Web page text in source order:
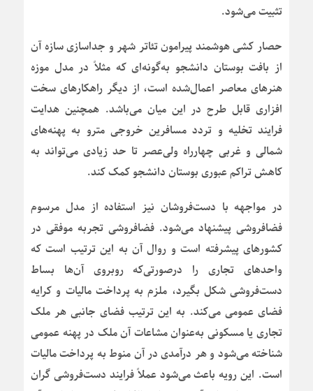
تثبیت می‌شود.
حصار کشی هوشمند پیرامون تئاتر شهر و جداسازی سازه آن
از بافت بوستان دانشجو به‌گونه‌ای که مثلاً در مدل موزه
هنرهای معاصر اعمال‌شده است، از دیگر راهکارهای سخت
افزاری قابل طرح در این میان می‌باشد. همچنین هدایت
فرایند تخلیه و تردد مسافرین خروجی مترو به پهنه‌های
شمالی و غربی چهارراه ولی‌عصر تا حد زیادی می‌تواند به
کاهش تراکم عبوری بوستان دانشجو کمک کند.
در مواجهه با دست‌فروشان نیز استفاده از مدل مرسوم
فضافروشی پیشنهاد می‌شود. فضافروشی تجربه موفقی در
کشورهای پیشرفته است و روال آن به این ترتیب است که
واحدهای تجاری را درصورتی‌که روبروی آن‌ها بساط
دست‌فروشی شکل بگیرد، ملزم به پرداخت مالیات و کرایه
فضای عمومی می‌کند. به این ترتیب فضای جانبی هر ملک
تجاری یا مسکونی به‌عنوان مشاعات آن ملک در پهنه عمومی
شناخته می‌شود و هر درآمدی در آن منوط به پرداخت مالیات
است. این رویه باعث می‌شود عملاً فرایند دست‌فروشی گران